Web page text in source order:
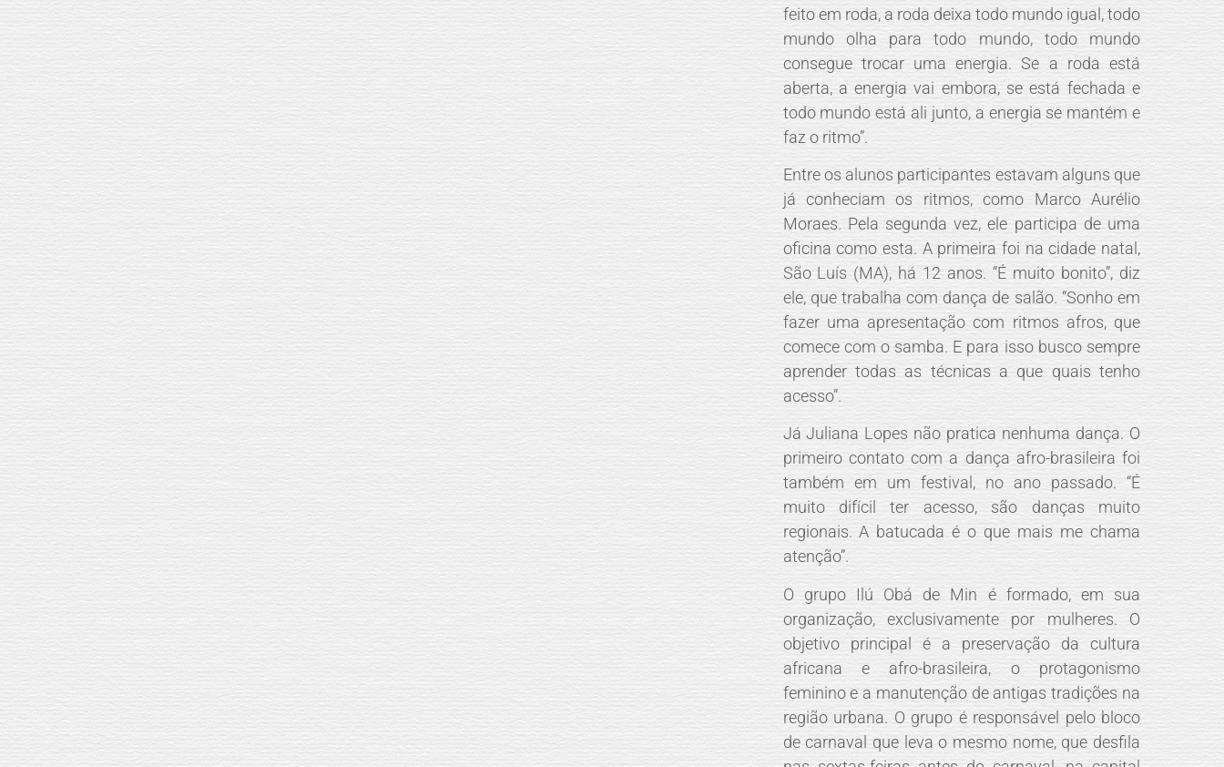
feito em roda, a roda deixa todo mundo igual, todo
mundo olha para todo mundo, todo mundo
consegue trocar uma energia. Se a roda está
aberta, a energia vai embora, se está fechada e
todo mundo está ali junto, a energia se mantém e
faz o ritmo”.
Entre os alunos participantes estavam alguns que
já conheciam os ritmos, como Marco Aurélio
Moraes. Pela segunda vez, ele participa de uma
oficina como esta. A primeira foi na cidade natal,
São Luís (MA), há 12 anos. “É muito bonito”, diz
ele, que trabalha com dança de salão. “Sonho em
fazer uma apresentação com ritmos afros, que
comece com o samba. E para isso busco sempre
aprender todas as técnicas a que quais tenho
acesso”.
Já Juliana Lopes não pratica nenhuma dança. O
primeiro contato com a dança afro-brasileira foi
também em um festival, no ano passado. “É
muito difícil ter acesso, são danças muito
regionais. A batucada é o que mais me chama
atenção”.
O grupo Ilú Obá de Min é formado, em sua
organização, exclusivamente por mulheres. O
objetivo principal é a preservação da cultura
africana e afro-brasileira, o protagonismo
feminino e a manutenção de antigas tradições na
região urbana. O grupo é responsável pelo bloco
de carnaval que leva o mesmo nome, que desfila